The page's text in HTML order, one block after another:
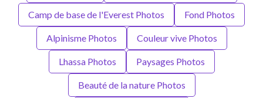
Camp de base de l'Everest Photos Fond Photos
Alpinisme Photos Couleur vive Photos
Lhassa Photos Paysages Photos
Beauté de la nature Photos